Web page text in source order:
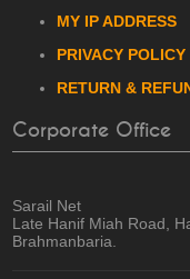
MY IP ADDRESS
PRIVACY POLICY
RETURN &
Corporate Office
Sarail Net
Late Hanif Miah Road,
Brahmanbaria.